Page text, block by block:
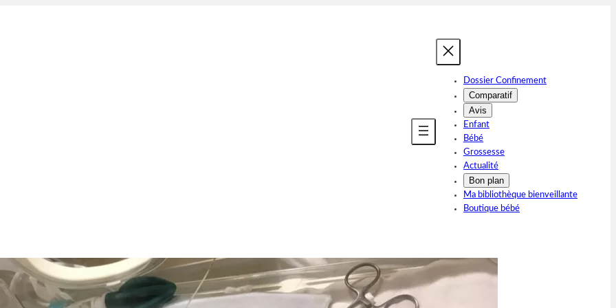
Dossier Confinement
Comparatif
Avis
Enfant
Bébé
Grossesse
Actualité
Bon plan
Ma bibliothèque bienveillante
Boutique bébé